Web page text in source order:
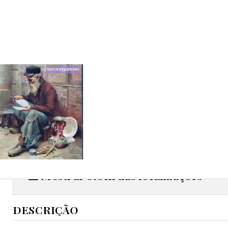
|
Cofrinho, Mr.
Quantidade
Mostrar stock das localizações
DESCRIÇÃO